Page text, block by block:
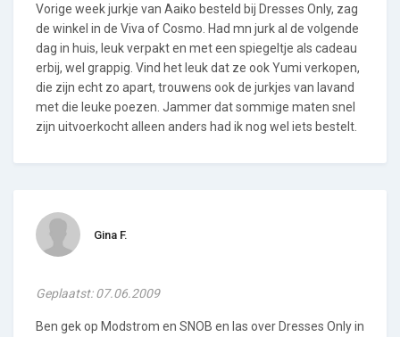
Vorige week jurkje van Aaiko besteld bij Dresses Only, zag
de winkel in de Viva of Cosmo. Had mn jurk al de volgende
dag in huis, leuk verpakt en met een spiegeltje als cadeau
erbij, wel grappig. Vind het leuk dat ze ook Yumi verkopen,
die zijn echt zo apart, trouwens ook de jurkjes van lavand
met die leuke poezen. Jammer dat sommige maten snel
zijn uitvoerkocht alleen anders had ik nog wel iets bestelt.
Gina F.
Geplaatst: 07.06.2009
Ben gek op Modstrom en SNOB en las over Dresses Only in